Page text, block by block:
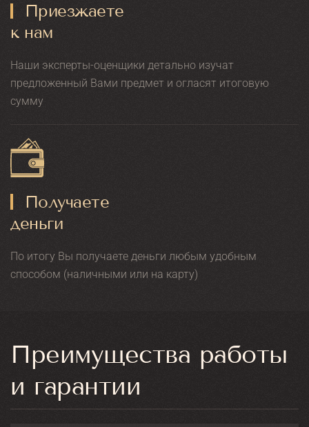
Приезжаете
к нам
Наши эксперты-оценщики детально изучат
предложенный Вами предмет и огласят итоговую
сумму
Получаете
деньги
По итогу Вы получаете деньги любым удобным
способом (наличными или на карту)
Преимущества работы
и гарантии